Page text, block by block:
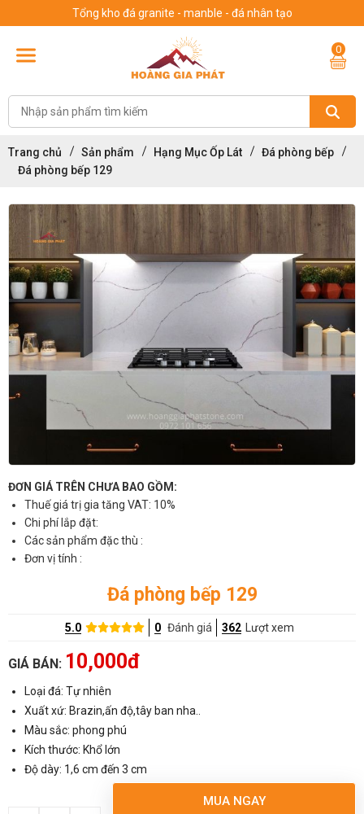
Tổng kho đá granite - manble - đá nhân tạo
0
Trang chủ Sản phẩm Hạng Mục Ốp Lát
Đá phòng bếp
Đá phòng bếp 129
ĐƠN GIÁ TRÊN CHƯA BAO GỒM:
Thuế giá trị gia tăng VAT: 10%
Chi phí lắp đặt:
Các sản phẩm đặc thù :
Đơn vị tính :
Đá phòng bếp 129
5.0 0 Đánh giá 362 Lượt xem
GIÁ BÁN: 10,000đ
Loại đá: Tự nhiên
Xuất xứ: Brazin,ấn độ,tây ban nha..
Màu sắc: phong phú
Kích thước: Khổ lớn
Độ dày: 1,6 cm đến 3 cm
MUA NGAY